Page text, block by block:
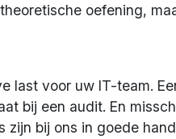
oefening,
last voor uw IT-team.
bij een audit. En
zijn bij ons in goede